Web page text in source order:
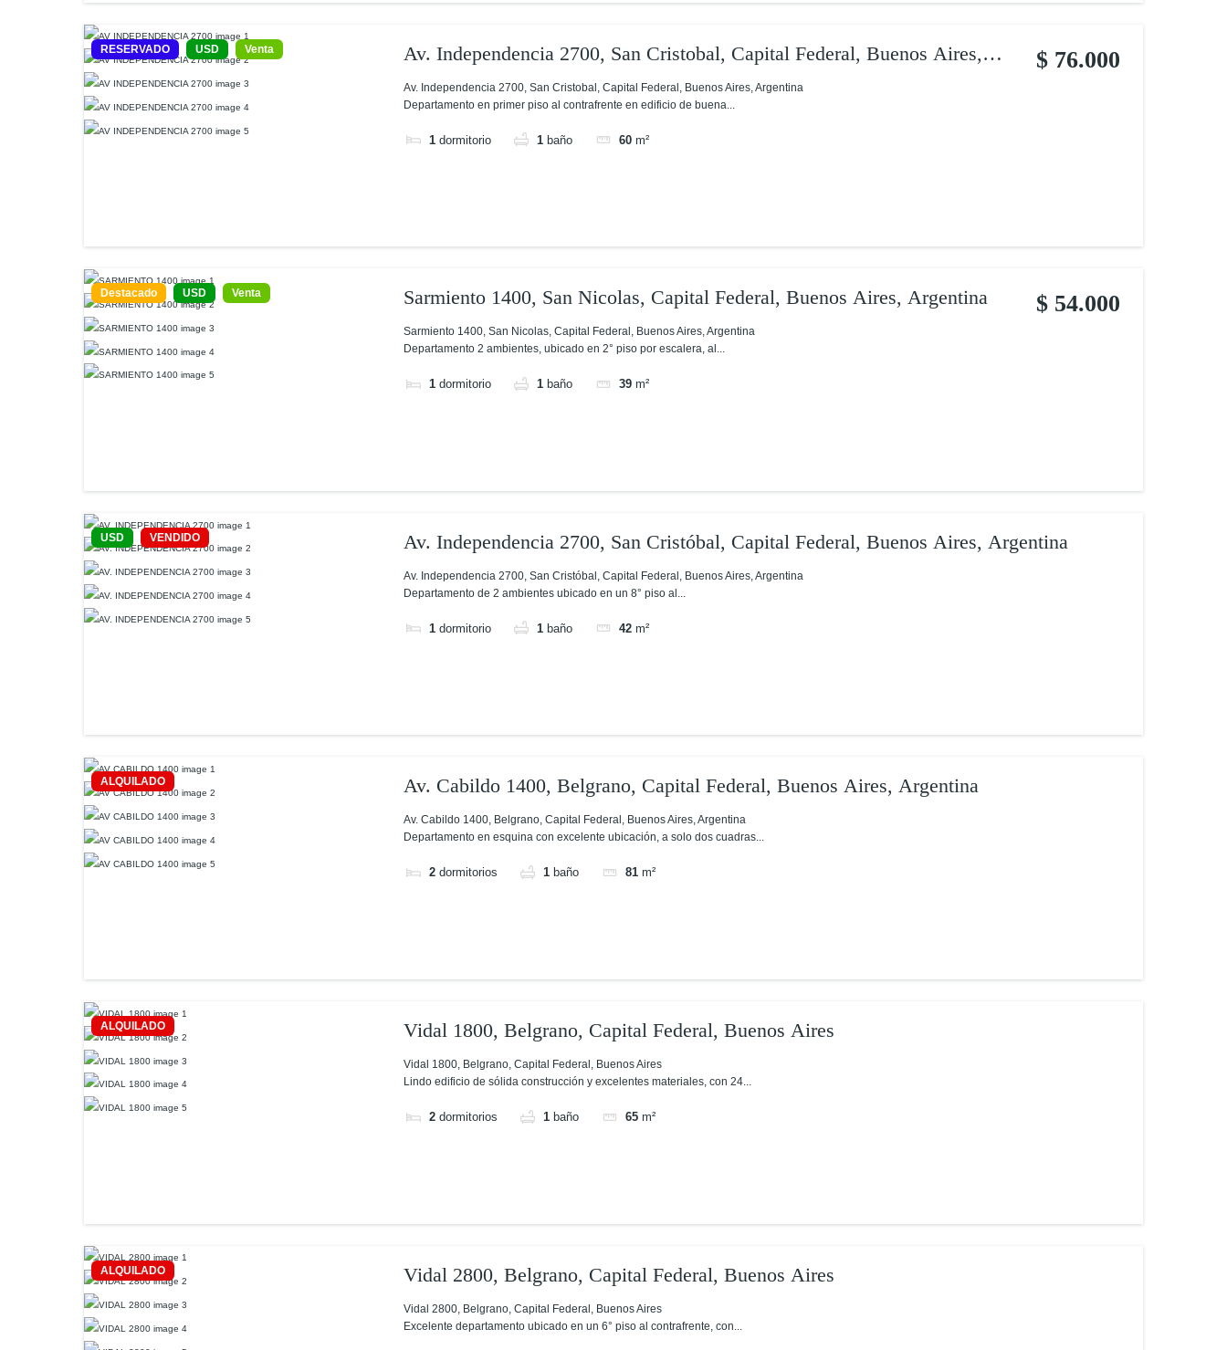
RESERVADO USD Venta
Av. Independencia 2700, San Cristobal, Capital Federal, Buenos Aires,
Argentina
Av. Independencia 2700, San Cristobal, Capital Federal, Buenos Aires, Argentina
Departamento en primer piso al contrafrente en edificio de buena...
1 dormitorio 1 baño 60 m²
$ 76.000
Destacado USD Venta Sarmiento 1400, San Nicolas, Capital Federal, Buenos Aires, Argentina
Sarmiento 1400, San Nicolas, Capital Federal, Buenos Aires, Argentina
Departamento 2 ambientes, ubicado en 2° piso por escalera, al...
1 dormitorio 1 baño 39 m²
$ 54.000
USD VENDIDO Av. Independencia 2700, San Cristóbal, Capital Federal, Buenos Aires, Argentina
Av. Independencia 2700, San Cristóbal, Capital Federal, Buenos Aires, Argentina
Departamento de 2 ambientes ubicado en un 8° piso al...
1 dormitorio 1 baño 42 m²
ALQUILADO Av. Cabildo 1400, Belgrano, Capital Federal, Buenos Aires, Argentina
Av. Cabildo 1400, Belgrano, Capital Federal, Buenos Aires, Argentina
Departamento en esquina con excelente ubicación, a solo dos cuadras...
2 dormitorios 1 baño 81 m²
ALQUILADO Vidal 1800, Belgrano, Capital Federal, Buenos Aires
Vidal 1800, Belgrano, Capital Federal, Buenos Aires
Lindo edificio de sólida construcción y excelentes materiales, con 24...
2 dormitorios 1 baño 65 m²
ALQUILADO Vidal 2800, Belgrano, Capital Federal, Buenos Aires
Vidal 2800, Belgrano, Capital Federal, Buenos Aires
Excelente departamento ubicado en un 6° piso al contrafrente, con...